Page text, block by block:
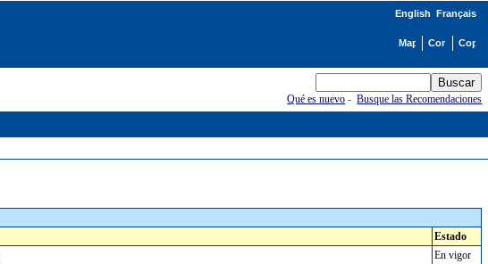
English Français
Qué es nuevo -Busque las Recomendaciones
Estado
En vigor